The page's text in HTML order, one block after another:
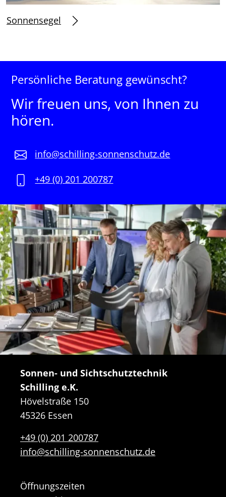
Sonnensegel
Persönliche Beratung gewünscht?
Wir freuen uns, von Ihnen zu
hören.
info@schilling-sonnenschutz.de
+49 (0) 201 200787
Sonnen- und Sichtschutztechnik
Schilling e.K.
Hövelstraße 150
45326 Essen
+49 (0) 201 200787
info@schilling-sonnenschutz.de
Öffnungszeiten